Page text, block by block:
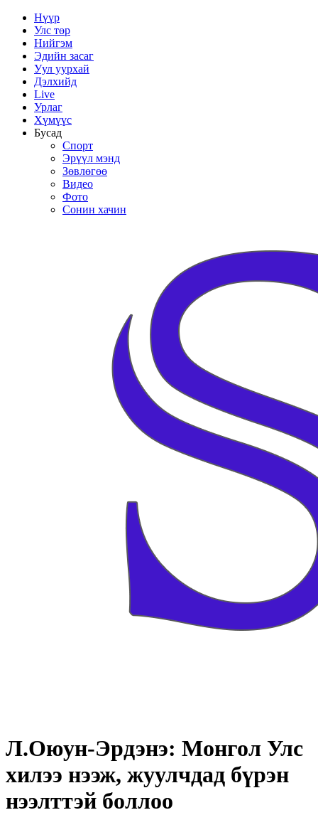
Нүүр
Улс төр
Нийгэм
Эдийн засаг
Уул уурхай
Дэлхийд
Live
Урлаг
Хүмүүс
Бусад
Спорт
Эрүүл мэнд
Зөвлөгөө
Видео
Фото
Сонин хачин
Л.Оюун-Эрдэнэ: Монгол Улс
хилээ нээж, жуулчдад бүрэн
нээлттэй боллоо